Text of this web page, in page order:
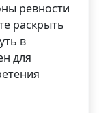
ревности
раскрыть
в
для